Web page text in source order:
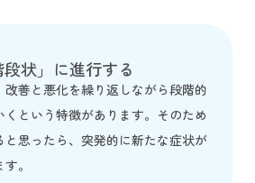
段状」に進行する
善と悪化を繰り返しながら段階的
くという特徴があります。そのため
思ったら、突発的に新たな症状が
。